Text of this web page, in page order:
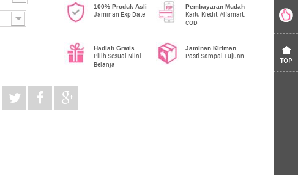
100% Produk Asli
Jaminan Exp Date
Pembayaran Mudah
Kartu Kredit, Alfamart,
COD
Hadiah Gratis
Pilih Sesuai Nilai
Belanja
Jaminan Kiriman
Pasti Sampai Tujuan